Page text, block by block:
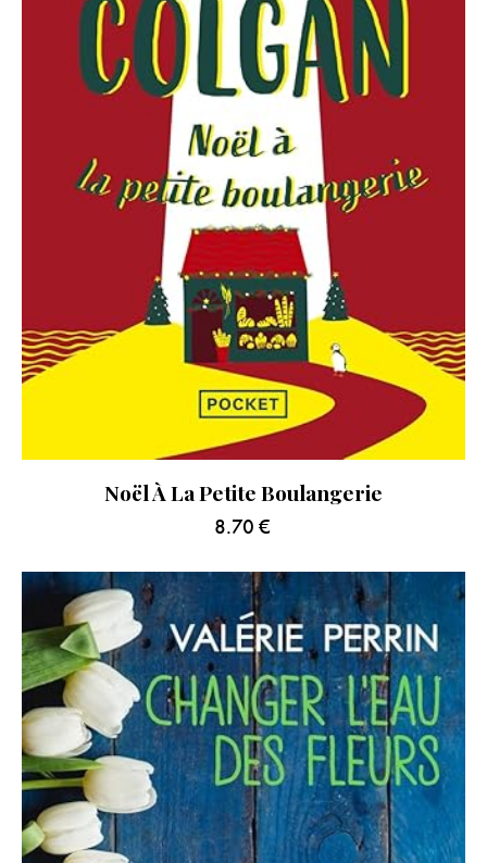
Noël À La Petite Boulangerie
8.70 €